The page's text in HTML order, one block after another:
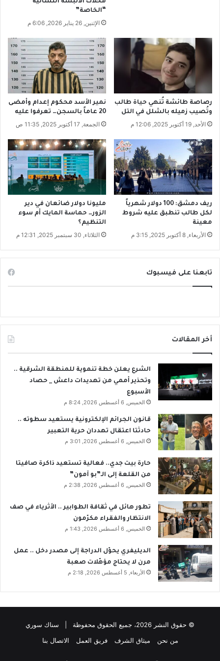
ل
ر
ة
ا
ل
م
ح
ا
ل
ح
ك
و
م
ي
ة
ي
ي
ت
ر
خ
ص
ب
ي
ت
ا
ل
أ
خ
ا
محلات الألبسة النسائية
“الخاصة”
الإثنين, 26 يناير 2026, 6:06 م
رصاصة طائشة تُنهي حياة طالب
وتُصيب زميله بالشلل في التل
الأحد, 19 أكتوبر 2025, 12:06 م
نمير الأسد محكوم إعدام وأمضى
20 عاماً بالسجن… تعرفوا عليه
الجمعة, 17 أكتوبر 2025, 11:35 ص
ريف دمشق: 100 دولار شهرياً
لكل طالب تنطبق عليه شروط
معينة
الأربعاء, 8 أكتوبر 2025, 3:15 م
مليونا دولار ضائعان في دير
الزور… حماسة المايك أم سوء
التنظيم؟
الثلاثاء, 30 سبتمبر 2025, 12:31 م
تابعنا على فيسبوك
أخر المقالات
الشرع يعلن خطة تنموية للمنطقة الشرقية ..
وتحذير أممي من تهديدات داعش _ حصاد
الأسبوع
الخميس, 6 أغسطس 2026, 8:24 م
قانون الجرائم الإلكترونية يستعيد سطوته ..
حادثتا اعتقال تهددان حرية التعبير
الخميس, 6 أغسطس 2026, 3:01 م
حارة بيت جدي.. فعالية تستعيد ذاكرة صافيتا
من القلعة إلى الـ”بو آمون”
الخميس, 6 أغسطس 2026, 2:38 م
تطور هائل في ثقافة الطوابير .. الأثرياء في صف
الانتظار والفقراء مكرّمون
الخميس, 6 أغسطس 2026, 1:43 م
الديليفري يحوّل الدراجة إلى مصدر دخل .. عمل
مرن لا يحتاج مؤهّلات صعبة
الأربعاء, 5 أغسطس 2026, 2:18 م
© حقوق النشر 2026، جميع الحقوق محفوظة | سناك سوري
من نحن
ميثاق الشرف فريق العمل الاتصال بنا